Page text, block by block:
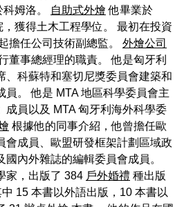
姆洛。 自助式外燴 他畢業於
獲得土木工程學位。 最初在投資
擔任公司技術副總監。 外燴公司
董事總經理的職責。 他是匈牙利
、科蘇特和塞切尼獎委員會建築和
員。 他是 MTA 地區科學委員會主
成員以及 MTA 匈牙利海外科學委
根據他的同事介紹，他曾擔任歐
會成員、歐盟研發框架計劃區域政
內外雜誌的編輯委員會成員。
家，出版了 384 戶外婚禮 種出版
15 本書以外語出版，10 本書以